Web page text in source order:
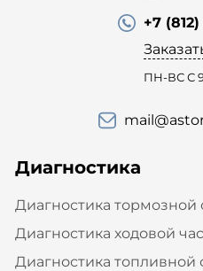
+7
ПН-ВС С
Диагностика
Диагностика тормозной
Диагностика ходовой
Диагностика топливной